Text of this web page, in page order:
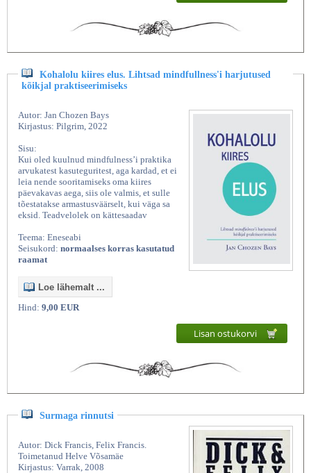
Kohalolu kiires elus. Lihtsad mindfullness'i harjutused
kõikjal praktiseerimiseks
Autor: Jan Chozen Bays
Kirjastus: Pilgrim, 2022
Sisu:
Kui oled kuulnud mindfulness’i praktika
arvukatest kasuteguritest, aga kardad, et ei
leia nende sooritamiseks oma kiires
päevakavas aega, siis ole valmis, et sulle
tõestatakse armastusväärselt, kui väga sa
eksid. Teadvelolek on kättesaadav
Teema: Eneseabi
Seisukord: normaalses korras kasutatud
raamat
Loe lähemalt ...
Hind: 9,00 EUR
Lisan ostukorvi
Surmaga rinnutsi
Autor: Dick Francis, Felix Francis.
Toimetanud Helve Võsamäe
Kirjastus: Varrak, 2008